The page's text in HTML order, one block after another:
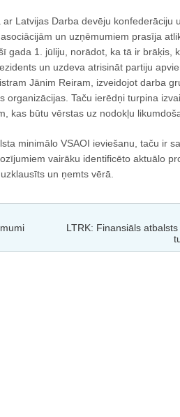
ar Latvijas Darba devēju konfederāciju
un uzņēmumiem prasīja
gada 1. jūliju, norādot, ka tā ir brāķis,
un uzdeva atrisināt partiju
Jānim Reiram, izveidojot darba
organizācijas. Taču ierēdņi turpina
kas būtu vērstas uz nodokļu
minimālo VSAOI ieviešanu, taču ir
vairāku identificēto aktuālo
un ņemts vērā.
LTRK: Finansiāls